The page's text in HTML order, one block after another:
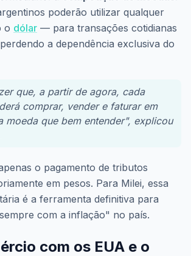
poderão utilizar qualquer
o dólar — para transações cotidianas
a dependência exclusiva do
que, a partir de agora, cada
comprar, vender e faturar em
moeda que bem entender", explicou
o pagamento de tributos
em pesos. Para Milei, essa
é a ferramenta definitiva para
com a inflação" no país.
com os EUA e o